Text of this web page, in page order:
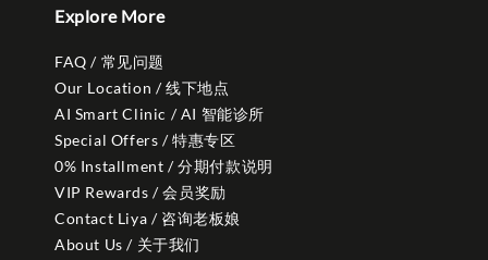
Explore More
FAQ / 常见问题
Our Location / 线下地点
AI Smart Clinic / AI 智能诊所
Special Offers / 特惠专区
0% Installment / 分期付款说明
VIP Rewards / 会员奖励
Contact Liya / 咨询老板娘
About Us / 关于我们